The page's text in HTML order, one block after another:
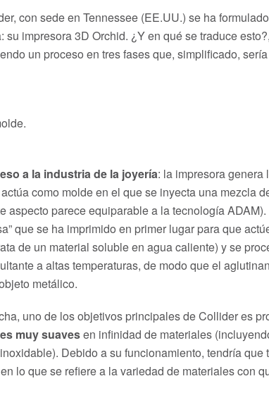
con sede en Tennessee (EE.UU.) se ha
su impresora 3D Orchid. ¿Y en qué se traduce
un proceso en tres fases que, simplificado,
a la industria de la joyería: la impresora genera
como molde en el que se inyecta una mezcla
aspecto parece equiparable a la tecnología
que se ha imprimido en primer lugar para que
de un material soluble en agua caliente) y se
a altas temperaturas, de modo que el
metálico.
uno de los objetivos principales de Collider es
muy suavesen infinidad de materiales
Debido a su funcionamiento, tendría que
lo que se refiere a la variedad de materiales con